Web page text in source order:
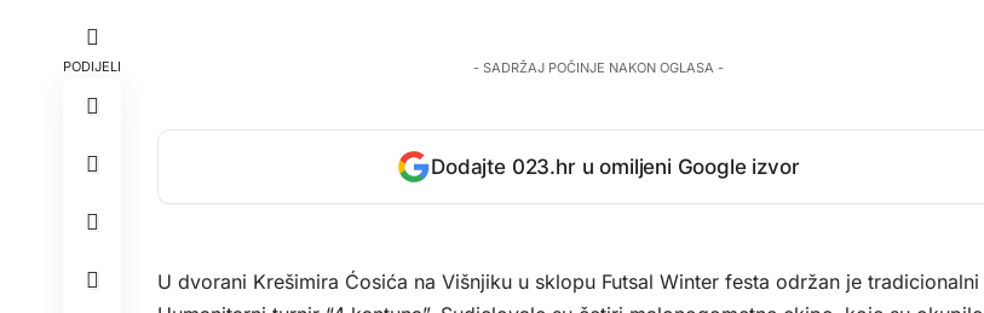
PODIJELI - SADRŽAJ POČINJE NAKON OGLASA -
Dodajte 023.hr u omiljeni Google izvor
U dvorani Krešimira Ćosića na Višnjiku u sklopu Futsal Winter festa održan je tradicionalni